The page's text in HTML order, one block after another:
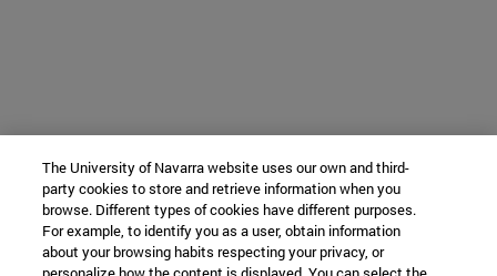
The University of Navarra website uses our own and third-
party cookies to store and retrieve information when you
browse. Different types of cookies have different purposes.
For example, to identify you as a user, obtain information
about your browsing habits respecting your privacy, or